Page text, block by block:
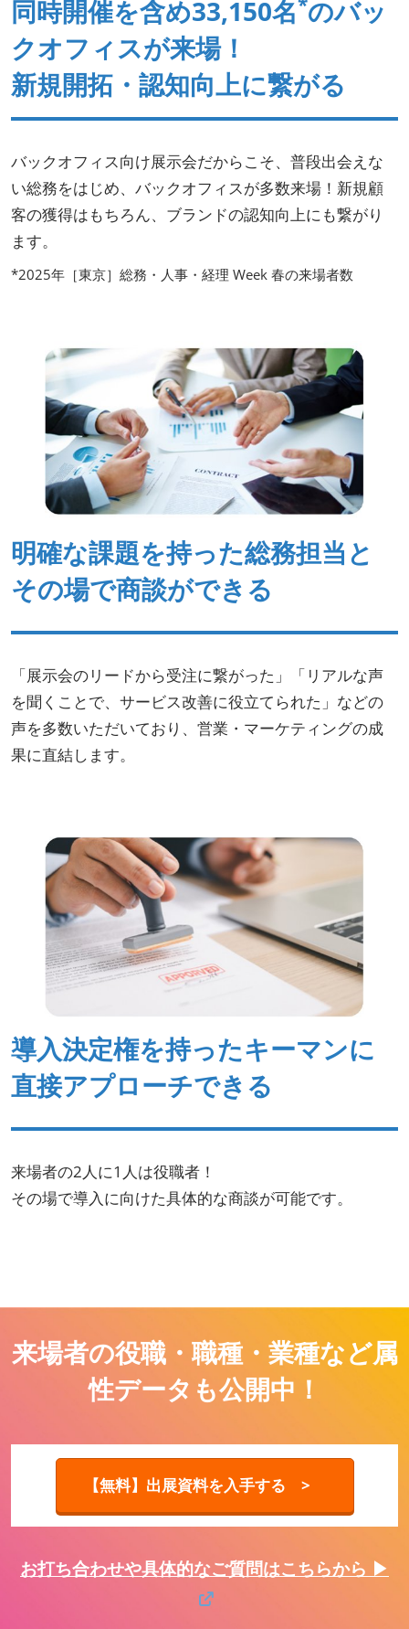
同時開催を含め33,150名 のバッ
クオフィスが来場！
新規開拓・認知向上に繋がる
バックオフィス向け展示会だからこそ、普段出会えな
い総務をはじめ、バックオフィスが多数来場！新規顧
客の獲得はもちろん、ブランドの認知向上にも繋がり
ます。
*2025年［東京］総務・人事・経理 Week 春の来場者数
明確な課題を持った総務担当と
その場で商談ができる
「展示会のリードから受注に繋がった」「リアルな声
を聞くことで、サービス改善に役立てられた」などの
声を多数いただいており、営業・マーケティングの成
果に直結します。
導入決定権を持ったキーマンに
直接アプローチできる
来場者の2人に1人は役職者！
その場で導入に向けた具体的な商談が可能です。
来場者の役職・職種・業種など属
性データも公開中！
【無料】出展資料を入手する >
お打ち合わせや具体的なご質問はこちらから ▶